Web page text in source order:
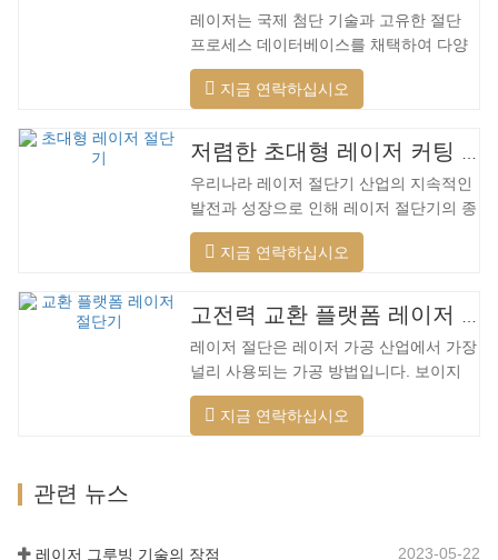
레이저는 국제 첨단 기술과 고유한 절단
프로세스 데이터베이스를 채택하여 다양
한 재료에 대해 다양한 지능형 절단을 수
행하고, 절단 표면을 최적화하고, 더 넓은
나은 품질 및 더 낮은 비용을 적용할 수 있
습니다. 저전력에서 고출력 레이저 범위까
지. 레이저 헤드는 자동으로 장애물을 피
할 수 있습니다. 레이저 헤드는 높은 동적
반응을 수행하고 장애물을 사전에 예측하
며 레이저 헤드를 최대한 보호할 수 있습
미늄 합금은 가볍고 강한 강성을 갖고 있
어 가공 시…
지금 연락하십시오
우리나라 레이저 절단기 산업의 지속적인
발전과 성장으로 인해 레이저 절단기의 종
류가 점점 더 많아지고 있으며 레이저 절
단기의 모델이 지속적으로 풍부해지고 있
는 제품의 품질이 지속적으로 향상되고 있
습니다. 개선. 국내 레이저 절단기의 연구
개발 및 생산에서 큰 진전이 이루어졌습니
다. 강력한 R&D 역량과 우수한 제품 품질
을 갖춘 Lin Laser는 전국에 기반을 두고
세계를 바라보고 있습니다. 절단기 형식에
지금 연락하십시오
레이저 절단은 레이저 가공 산업에서 가장
널리 사용되는 가공 방법입니다. 보이지
않는 빔은 전통적인 기계식 칼을 대체하며
절단 패턴, 자동 조판, 재료 절약, 부드러
지금 연락하십시오
관련 뉴스
레이저 그루빙 기술의 장점 2023-05-22